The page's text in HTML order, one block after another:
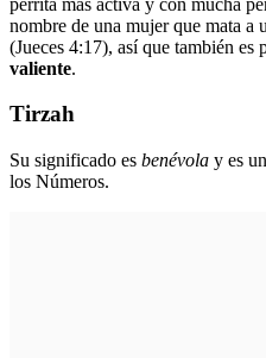
nombre de una mujer que mata a
(Jueces 4:17), así que también es
valiente.
Tirzah
Su significado es benévola y es
los Números.